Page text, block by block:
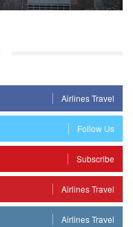
Airlines Travel
Follow Us
Subscribe
Airlines Travel
Airlines Travel